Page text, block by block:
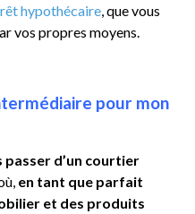
hypothécaire, que vous
vos propres moyens.
pour mon
d’un courtier
en tant que parfait
et des produits